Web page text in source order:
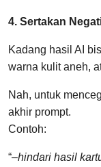
4. Sertakan
Kadang hasil AI
warna kulit aneh,
Nah, untuk
akhir prompt.
Contoh:
“–hindari hasil